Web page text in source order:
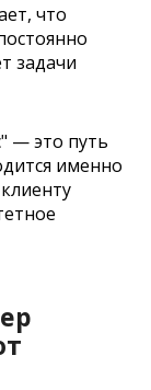
что
задачи
— это путь
именно